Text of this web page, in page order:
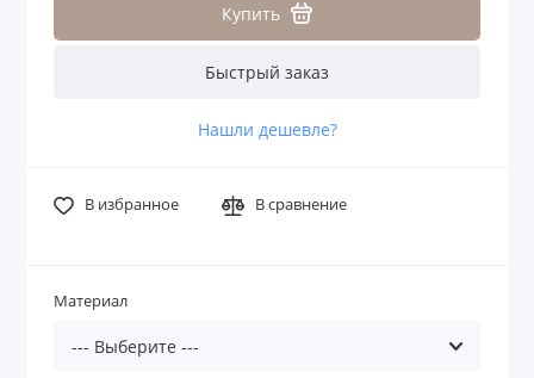
Купить
Быстрый заказ
Нашли дешевле?
В избранное В сравнение
Материал